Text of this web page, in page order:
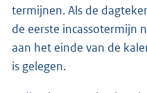
termijnen. Als de
de eerste incassotermijn
aan het einde van de
is gelegen.